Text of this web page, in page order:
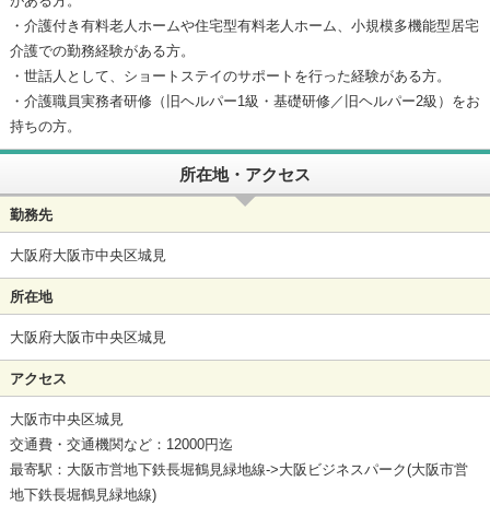
・介護付き有料老人ホームや住宅型有料老人ホーム、小規模多機能型居宅
介護での勤務経験がある方。
・世話人として、ショートステイのサポートを行った経験がある方。
・介護職員実務者研修（旧ヘルパー1級・基礎研修／旧ヘルパー2級）をお
持ちの方。
所在地・アクセス
勤務先
大阪府大阪市中央区城見
所在地
大阪府大阪市中央区城見
アクセス
大阪市中央区城見
交通費・交通機関など：12000円迄
最寄駅：大阪市営地下鉄長堀鶴見緑地線->大阪ビジネスパーク(大阪市営
地下鉄長堀鶴見緑地線)